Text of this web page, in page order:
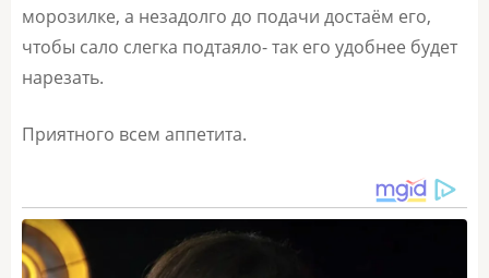
морозилке, а незадолго до подачи достаём его,
чтобы сало слегка подтаяло- так его удобнее будет
нарезать.
Приятного всем аппетита.